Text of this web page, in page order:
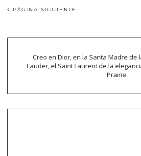
PÁGINA SIGUIENTE
Creo en Dior, en la Santa Madre de
Lauder, el Saint Laurent de la
Prairie.